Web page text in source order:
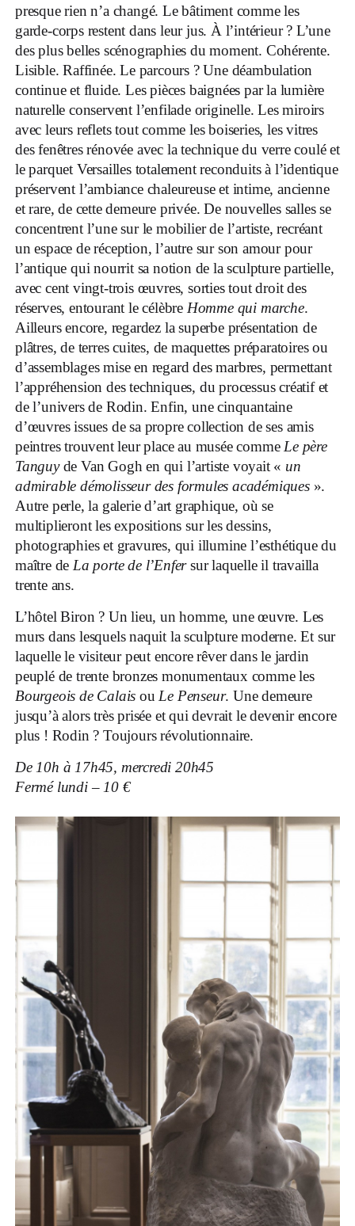
presque rien n’a changé. Le bâtiment comme les
garde-corps restent dans leur jus. À l’intérieur ? L’une
des plus belles scénographies du moment. Cohérente.
Lisible. Raffinée. Le parcours ? Une déambulation
continue et fluide. Les pièces baignées par la lumière
naturelle conservent l’enfilade originelle. Les miroirs
avec leurs reflets tout comme les boiseries, les vitres
des fenêtres rénovée avec la technique du verre coulé et
le parquet Versailles totalement reconduits à l’identique
préservent l’ambiance chaleureuse et intime, ancienne
et rare, de cette demeure privée. De nouvelles salles se
concentrent l’une sur le mobilier de l’artiste, recréant
un espace de réception, l’autre sur son amour pour
l’antique qui nourrit sa notion de la sculpture partielle,
avec cent vingt-trois œuvres, sorties tout droit des
réserves, entourant le célèbre Homme qui marche.
Ailleurs encore, regardez la superbe présentation de
plâtres, de terres cuites, de maquettes préparatoires ou
d’assemblages mise en regard des marbres, permettant
l’appréhension des techniques, du processus créatif et
de l’univers de Rodin. Enfin, une cinquantaine
d’œuvres issues de sa propre collection de ses amis
peintres trouvent leur place au musée comme Le père
Tanguy de Van Gogh en qui l’artiste voyait « un
admirable démolisseur des formules académiques».
Autre perle, la galerie d’art graphique, où se
multiplieront les expositions sur les dessins,
photographies et gravures, qui illumine l’esthétique du
maître de La porte de l’Enfersur laquelle il travailla
trente ans.
L’hôtel Biron ? Un lieu, un homme, une œuvre. Les
murs dans lesquels naquit la sculpture moderne. Et sur
laquelle le visiteur peut encore rêver dans le jardin
peuplé de trente bronzes monumentaux comme les
Bourgeois de Calais ou Le Penseur. Une demeure
jusqu’à alors très prisée et qui devrait le devenir encore
plus ! Rodin ? Toujours révolutionnaire.
De 10h à 17h45, mercredi 20h45
Fermé lundi – 10 €